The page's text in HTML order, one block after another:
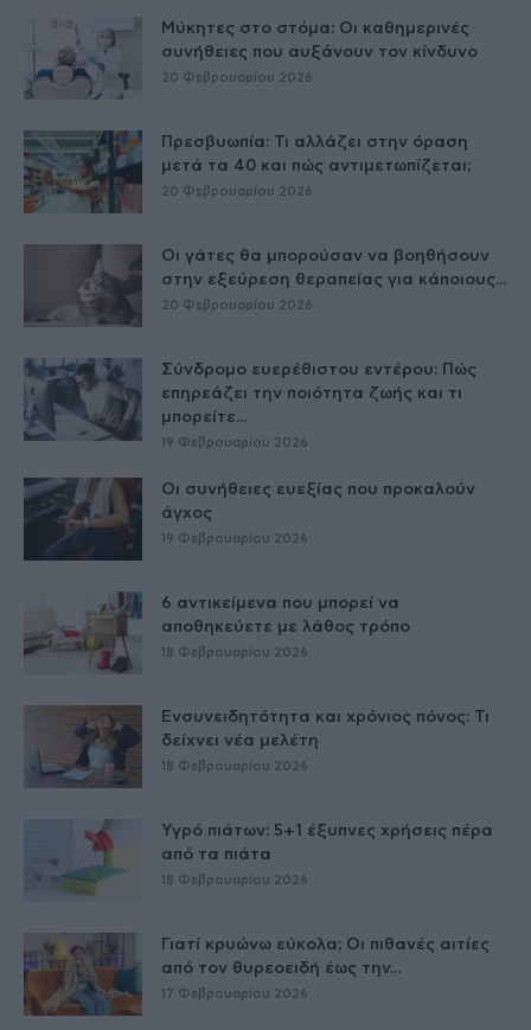
Μύκητες στο στόμα: Οι καθημερινές
συνήθειες που αυξάνουν τον κίνδυνο
20 Φεβρουαρίου 2026
Πρεσβυωπία: Τι αλλάζει στην όραση
μετά τα 40 και πώς αντιμετωπίζεται;
20 Φεβρουαρίου 2026
Οι γάτες θα μπορούσαν να βοηθήσουν
στην εξεύρεση θεραπείας για κάποιους...
20 Φεβρουαρίου 2026
Σύνδρομο ευερέθιστου εντέρου: Πώς
επηρεάζει την ποιότητα ζωής και τι
μπορείτε...
19 Φεβρουαρίου 2026
Οι συνήθειες ευεξίας που προκαλούν
άγχος
19 Φεβρουαρίου 2026
6 αντικείμενα που μπορεί να
αποθηκεύετε με λάθος τρόπο
18 Φεβρουαρίου 2026
Ενσυνειδητότητα και χρόνιος πόνος: Τι
δείχνει νέα μελέτη
18 Φεβρουαρίου 2026
Υγρό πιάτων: 5+1 έξυπνες χρήσεις πέρα
από τα πιάτα
18 Φεβρουαρίου 2026
Γιατί κρυώνω εύκολα; Οι πιθανές αιτίες
από τον θυρεοειδή έως την...
17 Φεβρουαρίου 2026